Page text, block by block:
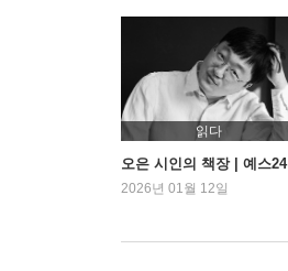
읽다
오은 시인의 책장 | 예스24
2026년 01월 12일